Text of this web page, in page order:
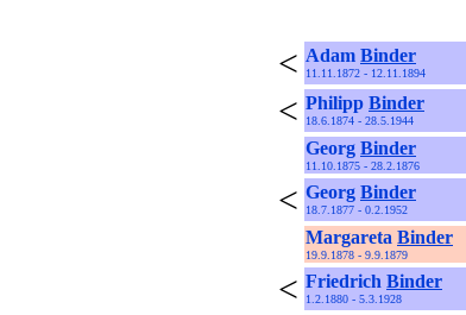
< Adam Binder
11.11.1872 - 12.11.1894
< Philipp Binder
18.6.1874 - 28.5.1944
Georg Binder
11.10.1875 - 28.2.1876
< Georg Binder
18.7.1877 - 0.2.1952
Margareta Binder
19.9.1878 - 9.9.1879
< Friedrich Binder
1.2.1880 - 5.3.1928